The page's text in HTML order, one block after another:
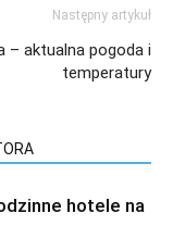
Następny artykuł
– aktualna pogoda i
temperatury
hotele na